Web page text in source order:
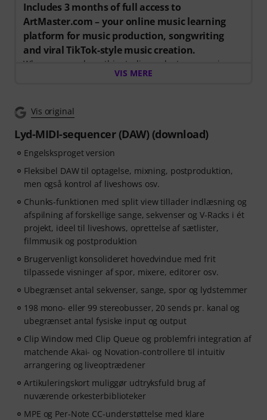
Includes 3 months of full access to
ArtMaster.com – your online music learning
platform for music production, songwriting
and viral TikTok-style music creation.
When you purchase this studio product, you receive a
free 3-month voucher worth EUR 59, valid from 15.07.
beat-making, vocal editing, creative workflows and
content-ready sound design.
ArtMaster.com – your e-learning partner created with
industry professionals such as Sam Pounds (Chris
Brown, Dr. Dre), Printz Board (Black Eyed Peas, Justin
Timberlake), and Chris Kasych (Adele, Beck, Pharrell
Williams). Learn from over 500 video lessons designed
for producers, creators and songwriters — covering
DAW production, mixing fundamentals, arrangement,
hooks for TikTok, and essential skills for turning ideas
into release-ready tracks.
VIS MERE
Vis original
Lyd-MIDI-sequencer (DAW) (download)
Engelsksproget version
Fleksibel DAW til optagelse, mixning, postproduktion,
men også kontrol af liveshows osv.
Chunks-funktionen med split view tillader indlæsning og
afspilning af forskellige sange, sekvenser og V-Racks i ét
projekt, ideel til liveshows, oprettelse af sætlister,
filmmusik og postproduktion
Brugervenligt konsolideret hovedvindue med frit
tilpassede visninger af spor, mixere, editorer osv.
Ubegrænset antal sekvenser, sange, spor og lydstemmer
198 mono- eller 99 stereobusser, 20 sends pr. kanal og
ubegrænset antal fysiske input og output
Clip Window med Clip Queue og problemfri integration af
matchende Akai- og Novation-controllere til intuitiv
arrangering og liveoptrædener
Artikuleringskort muliggør udtryksfuld brug af
nuværende orkesterbiblioteker
MPE og Per-Note CC-understøttelse med klare